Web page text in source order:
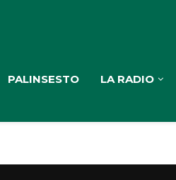
DISAVVENTURA
PALINSESTO LA RADIO